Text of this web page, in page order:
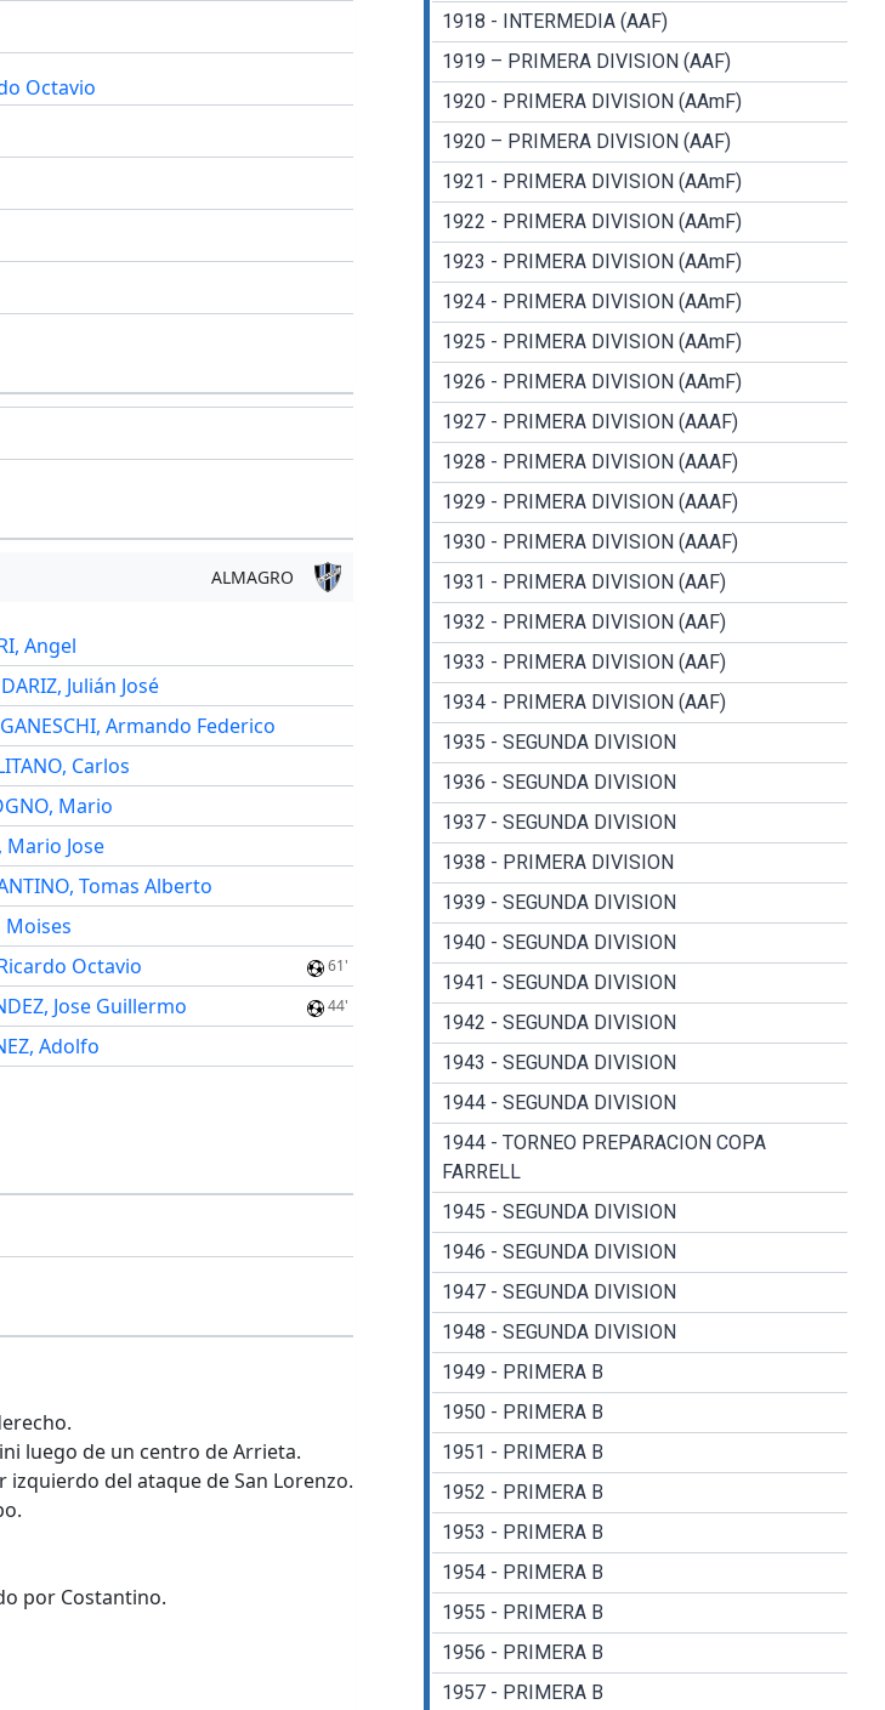
Octavio
ALMAGRO
Angel
Julián José
Armando Federico
Carlos
Mario
Mario Jose
Tomas Alberto
Moises
Octavio 61'
Jose Guillermo 44'
Adolfo
luego de un centro de Arrieta.
izquierdo del ataque de San Lorenzo.
por Costantino.
1918 - INTERMEDIA (AAF)
1919 – PRIMERA DIVISION (AAF)
1920 - PRIMERA DIVISION (AAmF)
1920 – PRIMERA DIVISION (AAF)
1921 - PRIMERA DIVISION (AAmF)
1922 - PRIMERA DIVISION (AAmF)
1923 - PRIMERA DIVISION (AAmF)
1924 - PRIMERA DIVISION (AAmF)
1925 - PRIMERA DIVISION (AAmF)
1926 - PRIMERA DIVISION (AAmF)
1927 - PRIMERA DIVISION (AAAF)
1928 - PRIMERA DIVISION (AAAF)
1929 - PRIMERA DIVISION (AAAF)
1930 - PRIMERA DIVISION (AAAF)
1931 - PRIMERA DIVISION (AAF)
1932 - PRIMERA DIVISION (AAF)
1933 - PRIMERA DIVISION (AAF)
1934 - PRIMERA DIVISION (AAF)
1935 - SEGUNDA DIVISION
1936 - SEGUNDA DIVISION
1937 - SEGUNDA DIVISION
1938 - PRIMERA DIVISION
1939 - SEGUNDA DIVISION
1940 - SEGUNDA DIVISION
1941 - SEGUNDA DIVISION
1942 - SEGUNDA DIVISION
1943 - SEGUNDA DIVISION
1944 - SEGUNDA DIVISION
1944 - TORNEO PREPARACION COPA
FARRELL
1945 - SEGUNDA DIVISION
1946 - SEGUNDA DIVISION
1947 - SEGUNDA DIVISION
1948 - SEGUNDA DIVISION
1949 - PRIMERA B
1950 - PRIMERA B
1951 - PRIMERA B
1952 - PRIMERA B
1953 - PRIMERA B
1954 - PRIMERA B
1955 - PRIMERA B
1956 - PRIMERA B
1957 - PRIMERA B